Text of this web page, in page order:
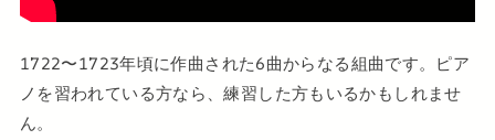
1722〜1723年頃に作曲された6曲からなる組曲です。ピア
ノを習われている方なら、練習した方もいるかもしれませ
ん。